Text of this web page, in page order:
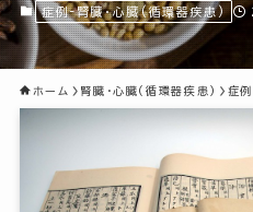
症例-腎臓・心臓(循環器疾患)
ホーム 腎臓・心臓(循環器疾患) 症